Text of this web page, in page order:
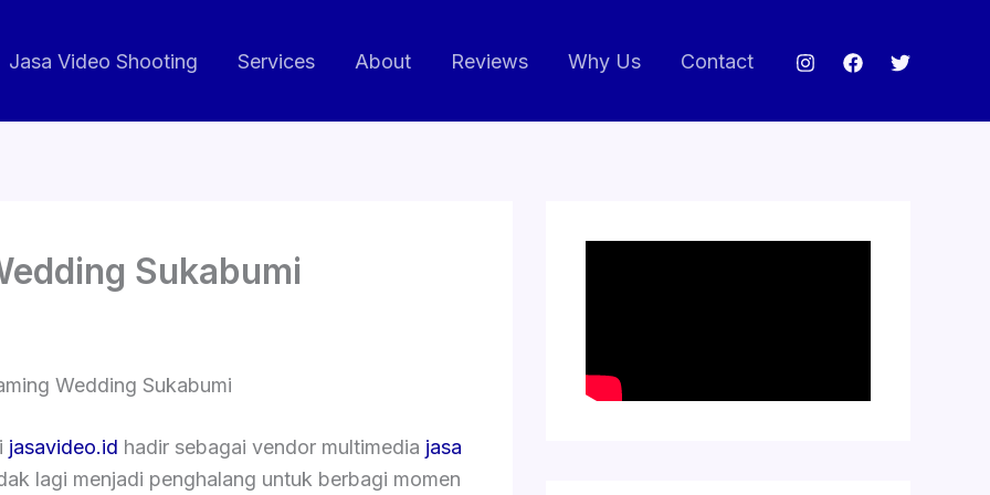
Jasa Video Shooting Services About Reviews Why Us Contact
Sukabumi
Wedding Sukabumi
jasavideo.id hadir sebagai vendor multimedia jasa
lagi menjadi penghalang untuk berbagi momen